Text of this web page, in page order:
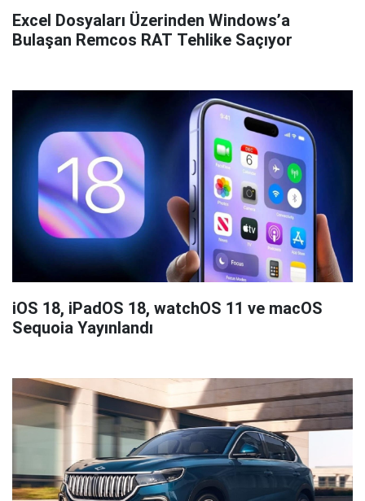
Excel Dosyaları Üzerinden Windows’a
Bulaşan Remcos RAT Tehlike Saçıyor
iOS 18, iPadOS 18, watchOS 11 ve macOS
Sequoia Yayınlandı